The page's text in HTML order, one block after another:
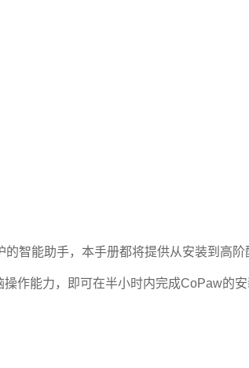
智能助手，本手册都将提供从安装到高阶
作能力，即可在半小时内完成CoPaw的